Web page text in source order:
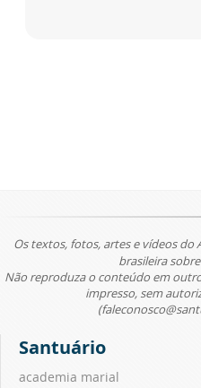
Os textos, fotos, artes e vídeos do
brasileira
Não reproduza o conteúdo em
impresso, sem
Santuário
academia marial